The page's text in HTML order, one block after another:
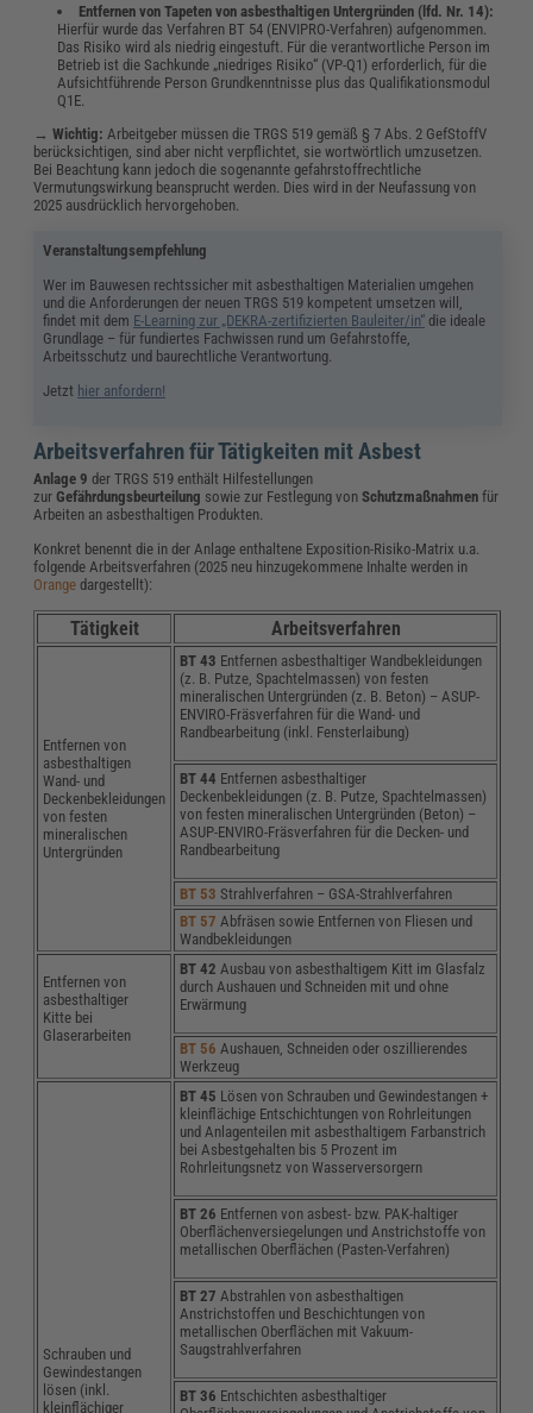
Entfernen von Tapeten von asbesthaltigen Untergründen (lfd. Nr. 14):
Hierfür wurde das Verfahren BT 54 (ENVIPRO-Verfahren) aufgenommen.
Das Risiko wird als niedrig eingestuft. Für die verantwortliche Person im
Betrieb ist die Sachkunde „niedriges Risiko“ (VP-Q1) erforderlich, für die
Aufsichtführende Person Grundkenntnisse plus das Qualifikationsmodul
Q1E.
→Wichtig: Arbeitgeber müssen die TRGS 519 gemäß § 7 Abs. 2 GefStoffV
berücksichtigen, sind aber nicht verpflichtet, sie wortwörtlich umzusetzen.
Bei Beachtung kann jedoch die sogenannte gefahrstoffrechtliche
Vermutungswirkung beansprucht werden. Dies wird in der Neufassung von
2025 ausdrücklich hervorgehoben.
Veranstaltungsempfehlung
Wer im Bauwesen rechtssicher mit asbesthaltigen Materialien umgehen
und die Anforderungen der neuen TRGS 519 kompetent umsetzen will,
findet mit dem E-Learning zur „DEKRA-zertifizierten Bauleiter/in“ die ideale
Grundlage – für fundiertes Fachwissen rund um Gefahrstoffe,
Arbeitsschutz und baurechtliche Verantwortung.
Jetzt hier anfordern!
Arbeitsverfahren für Tätigkeiten mit Asbest
Anlage 9 der TRGS 519 enthält Hilfestellungen
zurGefährdungsbeurteilung sowie zur Festlegung vonSchutzmaßnahmenfür
Arbeiten an asbesthaltigen Produkten.
Konkret benennt die in der Anlage enthaltene Exposition-Risiko-Matrix u.a.
folgende Arbeitsverfahren (2025 neu hinzugekommene Inhalte werden in
Orangedargestellt):
Tätigkeit Arbeitsverfahren
Entfernen von
asbesthaltigen
Wand- und
Deckenbekleidungen
von festen
mineralischen
Untergründen
BT 43 Entfernen asbesthaltiger Wandbekleidungen
(z. B. Putze, Spachtelmassen) von festen
mineralischen Untergründen (z. B. Beton) – ASUP-
ENVIRO-Fräsverfahren für die Wand- und
Randbearbeitung (inkl. Fensterlaibung)
BT 44 Entfernen asbesthaltiger
Deckenbekleidungen (z. B. Putze, Spachtelmassen)
von festen mineralischen Untergründen (Beton) –
ASUP-ENVIRO-Fräsverfahren für die Decken- und
Randbearbeitung
BT 53 Strahlverfahren – GSA-Strahlverfahren
BT 57Abfräsen sowie Entfernen von Fliesen und
Wandbekleidungen
Entfernen von
asbesthaltiger
Kitte bei
Glaserarbeiten
BT 42 Ausbau von asbesthaltigem Kitt im Glasfalz
durch Aushauen und Schneiden mit und ohne
Erwärmung
BT 56Aushauen, Schneiden oder oszillierendes
Werkzeug
Schrauben und
Gewindestangen
lösen (inkl.
kleinflächiger
BT 45 Lösen von Schrauben und Gewindestangen +
kleinflächige Entschichtungen von Rohrleitungen
und Anlagenteilen mit asbesthaltigem Farbanstrich
bei Asbestgehalten bis 5 Prozent im
Rohrleitungsnetz von Wasserversorgern
BT 26 Entfernen von asbest- bzw. PAK-haltiger
Oberflächenversiegelungen und Anstrichstoffe von
metallischen Oberflächen (Pasten-Verfahren)
BT 27 Abstrahlen von asbesthaltigen
Anstrichstoffen und Beschichtungen von
metallischen Oberflächen mit Vakuum-
Saugstrahlverfahren
BT 36 Entschichten asbesthaltiger